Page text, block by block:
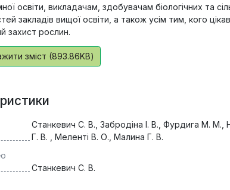
освіти, викладачам, здобувачам біологічних та
закладів вищої освіти, а також усім тим, кого
захист рослин.
зміст (893.86KB)
Станкевич С. В., Забродіна І. В., Фурдига М.
Г. В. , Меленті В. О., Малина Г. В.
Станкевич С. В.